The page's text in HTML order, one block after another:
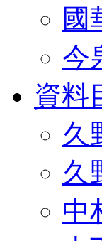
國
今
資料
久
久
中